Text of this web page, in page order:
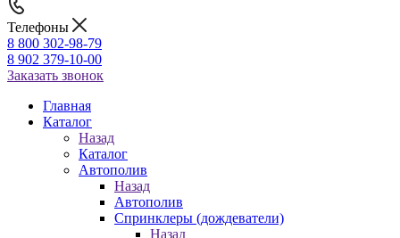
Телефоны
8 800 302-98-79
8 902 379-10-00
Заказать звонок
Главная
Каталог
Назад
Каталог
Автополив
Назад
Автополив
Спринклеры (дождеватели)
Назад